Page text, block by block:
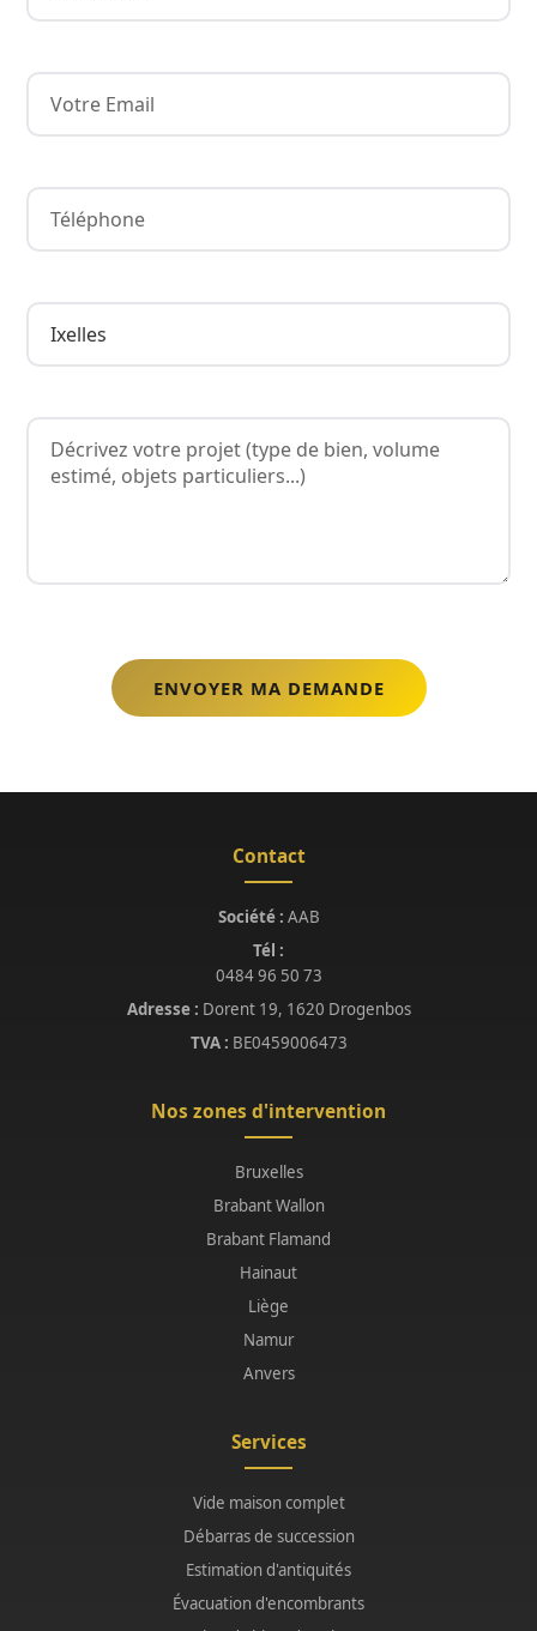
Contact
Société : AAB
Tél :
0484 96 50 73
Adresse : Dorent 19, 1620 Drogenbos
TVA : BE0459006473
Nos zones d'intervention
Bruxelles
Brabant Wallon
Brabant Flamand
Hainaut
Liège
Namur
Anvers
Services
Vide maison complet
Débarras de succession
Estimation d'antiquités
Évacuation d'encombrants